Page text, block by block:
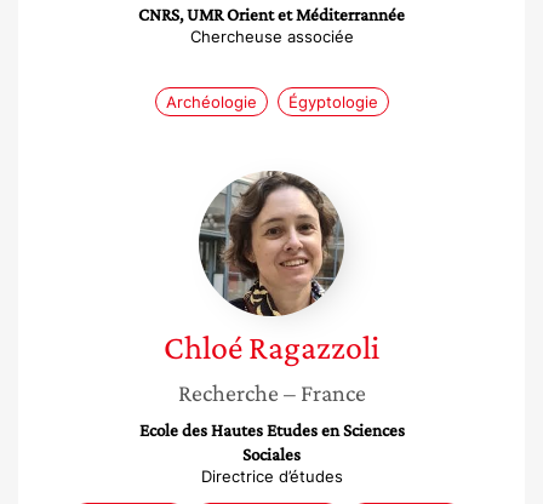
CNRS, UMR Orient et Méditerrannée
Chercheuse associée
Archéologie Égyptologie
Chloé
Ragazzoli
ChloéRagazzoli
Recherche – France
Ecole des Hautes Etudes en Sciences
Sociales
Directrice d’études